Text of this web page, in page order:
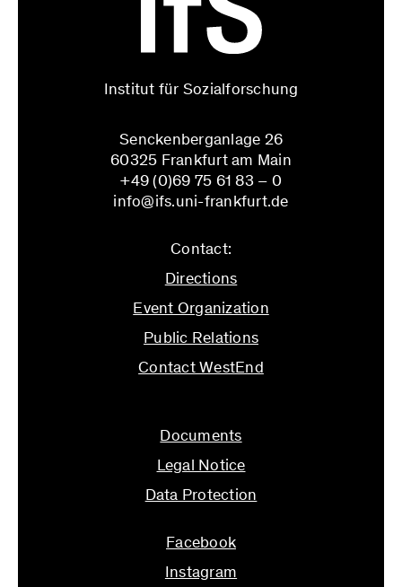
Institut für Sozialforschung
Senckenberganlage 26
60325 Frankfurt am Main
+49 (0)69 75 61 83 – 0
info@ifs.uni-frankfurt.de
Contact:
Directions
Event Organization
Public Relations
Contact WestEnd
Documents
Legal Notice
Data Protection
Facebook
Instagram